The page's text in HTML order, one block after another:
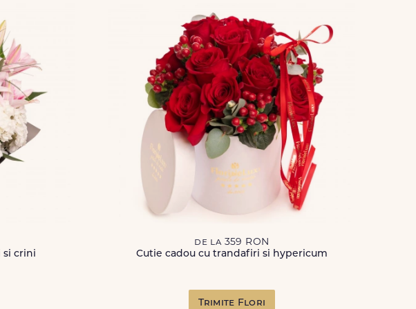
si crini
de la 359 RON
Cutie cadou cu trandafiri si hypericum
Trimite Flori